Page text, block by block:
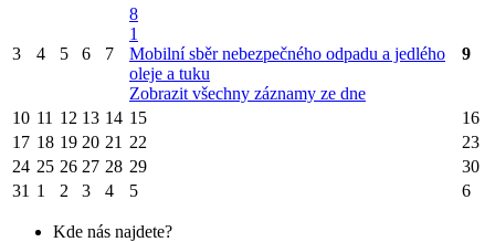
3 4 5 6 7
8
1
Mobilní sběr nebezpečného odpadu a jedlého
oleje a tuku
Zobrazit všechny záznamy ze dne
9
10 11 12 13 14 15
16
17 18 19 20 21 22
23
24 25 26 27 28 29
30
31 1 2 3 4 5 6
Kde nás najdete?